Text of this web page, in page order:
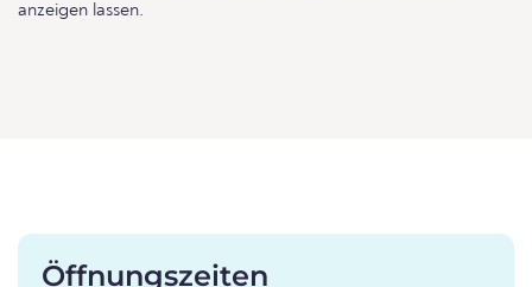
anzeigen lassen.
Öffnungszeiten